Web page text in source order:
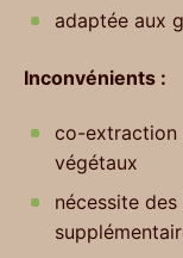
adaptée aux
Inconvénients :
co-extraction
végétaux
nécessite